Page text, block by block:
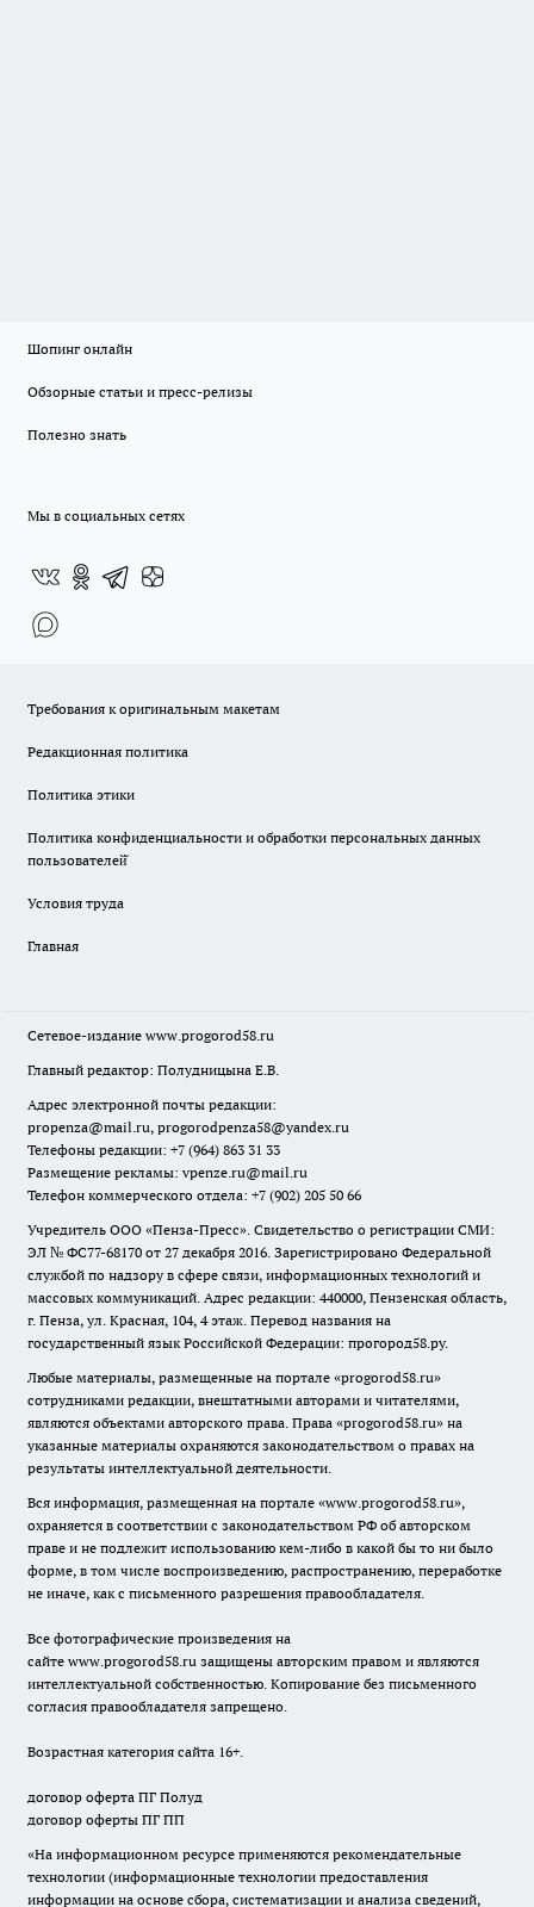
Шопинг онлайн
Обзорные статьи и пресс-релизы
Полезно знать
Мы в социальных сетях
Требования к оригинальным макетам
Редакционная политика
Политика этики
Политика конфиденциальности и обработки персональных данных
пользователей̆
Условия труда
Главная
Сетевое-издание www.progorod58.ru
Главный редактор: Полудницына Е.В.
Адрес электронной почты редакции:
propenza@mail.ru, progorodpenza58@yandex.ru
Телефоны редакции: +7 (964) 863 31 33
Размещение рекламы: vpenze.ru@mail.ru
Телефон коммерческого отдела: +7 (902) 205 50 66
Учредитель ООО «Пенза-Пресс». Свидетельство о регистрации СМИ:
ЭЛ № ФС77-68170 от 27 декабря 2016. Зарегистрировано Федеральной
службой по надзору в сфере связи, информационных технологий и
массовых коммуникаций. Адрес редакции: 440000, Пензенская область,
г. Пенза, ул. Красная, 104, 4 этаж. Перевод названия на
государственный язык Российской Федерации: прогород58.ру.
Любые материалы, размещенные на портале «progorod58.ru»
сотрудниками редакции, внештатными авторами и читателями,
являются объектами авторского права. Права «progorod58.ru» на
указанные материалы охраняются законодательством о правах на
результаты интеллектуальной деятельности.
Вся информация, размещенная на портале «www.progorod58.ru»,
охраняется в соответствии с законодательством РФ об авторском
праве и не подлежит использованию кем-либо в какой бы то ни было
форме, в том числе воспроизведению, распространению, переработке
не иначе, как с письменного разрешения правообладателя.
Все фотографические произведения на
сайте www.progorod58.ru защищены авторским правом и являются
интеллектуальной собственностью. Копирование без письменного
согласия правообладателя запрещено.
Возрастная категория сайта 16+.
договор оферта ПГ Полуд
договор оферты ПГ ПП
«На информационном ресурсе применяются рекомендательные
технологии (информационные технологии предоставления
информации на основе сбора, систематизации и анализа сведений,